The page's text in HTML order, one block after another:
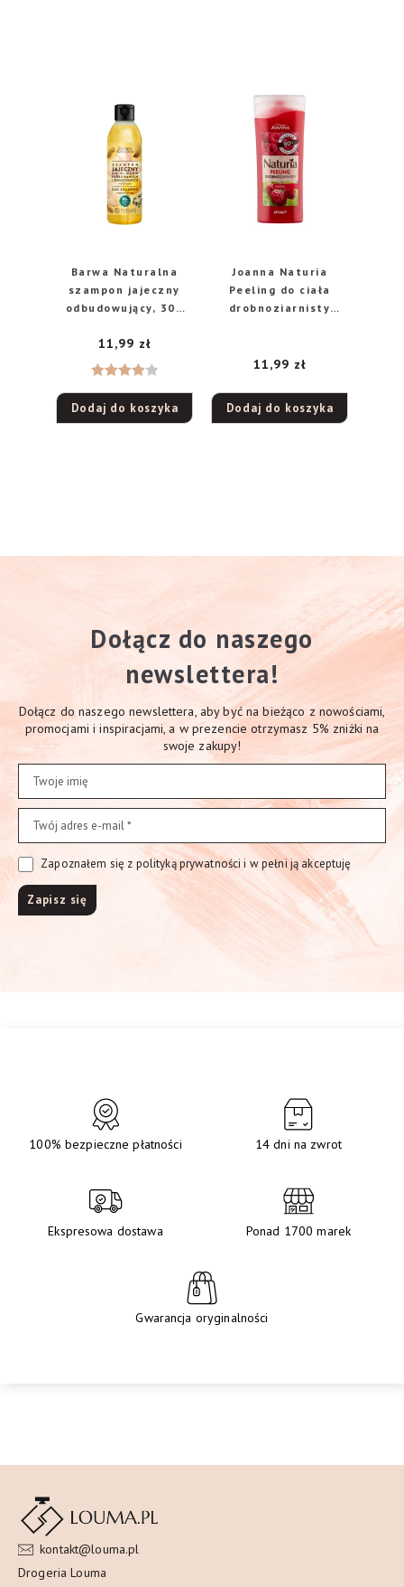
Barwa Naturalna
szampon jajeczny
odbudowujący, 300
4.00na
11,99 zł
Dodaj do koszyka
Joanna Naturia
Peeling do ciała
drobnoziarnisty
11,99 zł
Dodaj do koszyka
Dołącz do naszego
newslettera!
Dołącz do naszego newslettera, aby być na bieżąco z nowościami,
promocjami i inspiracjami, a w prezencie otrzymasz 5% zniżki na
swoje zakupy!
Zapoznałem się z polityką prywatności i w pełni ją akceptuję
100% bezpieczne płatności 14 dni na zwrot
Ekspresowa dostawa Ponad 1700 marek
Gwarancja oryginalności
kontakt@louma.pl
Drogeria Louma